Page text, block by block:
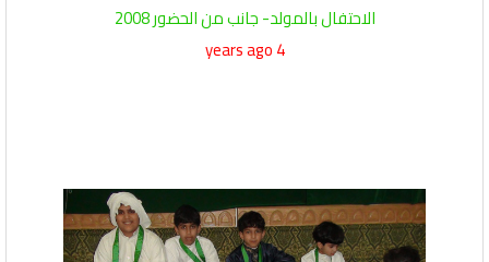
الاحتفال بالمولد- جانب من الحضور 2008
4 years ago